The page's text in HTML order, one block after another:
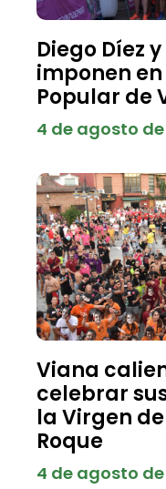
Diego Díez
imponen
Popular de
4 de agosto
Viana
celebrar
la Virgen
Roque
4 de agosto